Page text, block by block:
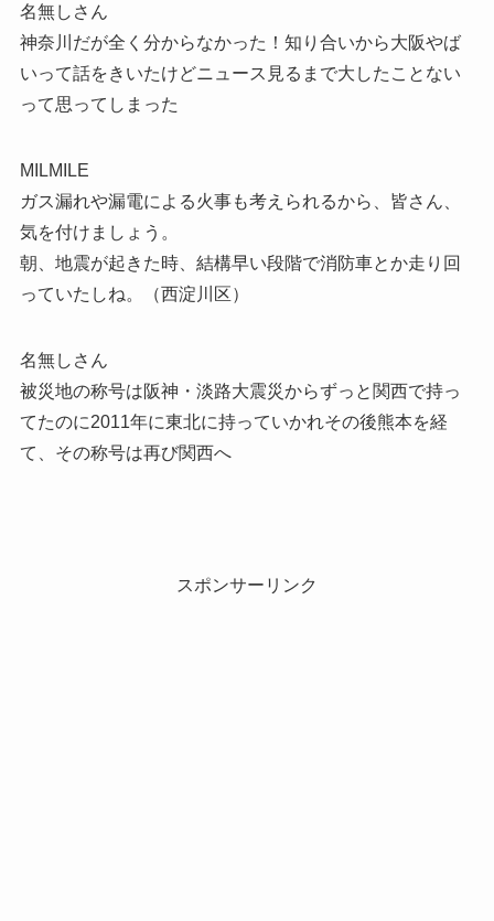
名無しさん
神奈川だが全く分からなかった！知り合いから大阪やば
いって話をきいたけどニュース見るまで大したことない
って思ってしまった
MILMILE
ガス漏れや漏電による火事も考えられるから、皆さん、
気を付けましょう。
朝、地震が起きた時、結構早い段階で消防車とか走り回
っていたしね。（西淀川区）
名無しさん
被災地の称号は阪神・淡路大震災からずっと関西で持っ
てたのに2011年に東北に持っていかれその後熊本を経
て、その称号は再び関西へ
スポンサーリンク